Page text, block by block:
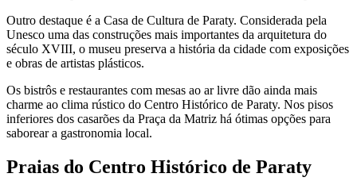
Outro destaque é a Casa de Cultura de Paraty. Considerada pela
Unesco uma das construções mais importantes da arquitetura do
século XVIII, o museu preserva a história da cidade com exposições
e obras de artistas plásticos.
Os bistrôs e restaurantes com mesas ao ar livre dão ainda mais
charme ao clima rústico do Centro Histórico de Paraty. Nos pisos
inferiores dos casarões da Praça da Matriz há ótimas opções para
saborear a gastronomia local.
Praias do Centro Histórico de Paraty